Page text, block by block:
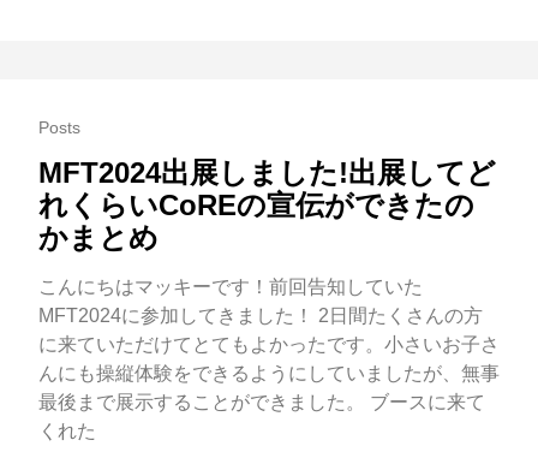
Posts
MFT2024出展しました!出展してど
れくらいCoREの宣伝ができたの
かまとめ
こんにちはマッキーです！前回告知していた
MFT2024に参加してきました！ 2日間たくさんの方
に来ていただけてとてもよかったです。小さいお子さ
んにも操縦体験をできるようにしていましたが、無事
最後まで展示することができました。 ブースに来て
くれた